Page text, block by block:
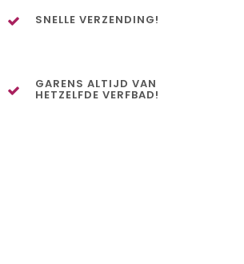
SNELLE VERZENDING!
GARENS ALTIJD VAN
HETZELFDE VERFBAD!